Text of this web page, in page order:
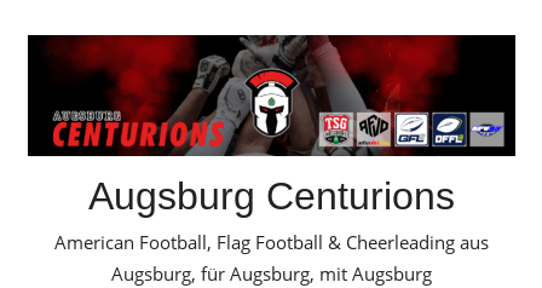
Augsburg Centurions
American Football, Flag Football & Cheerleading aus
Augsburg, für Augsburg, mit Augsburg